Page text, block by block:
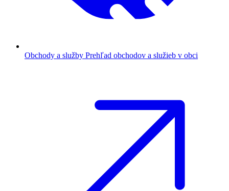
Obchody a služby Prehľad obchodov a služieb v obci